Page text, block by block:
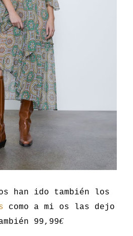
han ido también los
como a mi os las dejo
99,99€